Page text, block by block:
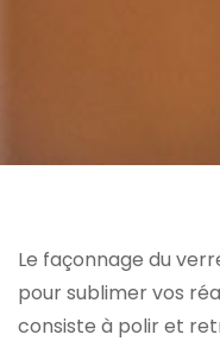
Le façonnage du
pour sublimer vos
consiste à polir et